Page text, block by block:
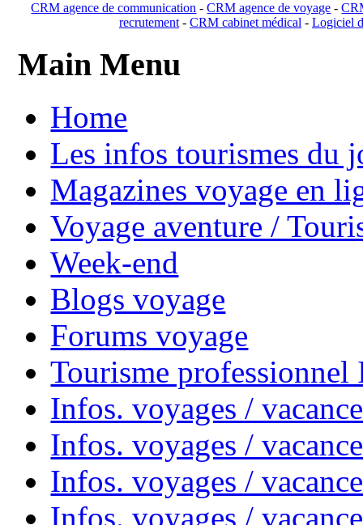
CRM agence de communication -CRM agence de voyage -
recrutement- CRM cabinet médical- Logiciel
Main Menu
Home
Les infos tourismes du
Magazines voyage en
Voyage aventure /
Week-end
Blogs voyage
Forums voyage
Tourisme
Infos. voyages /
Infos. voyages /
Infos. voyages /
Infos. voyages /